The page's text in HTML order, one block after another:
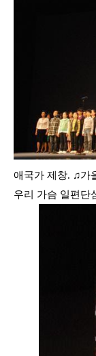
애국가 제창. ♫가
우리 가슴 일편단